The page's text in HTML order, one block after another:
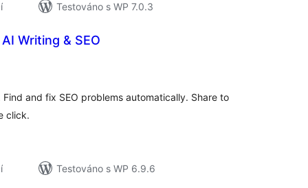
Testováno s WP 7.0.3
Writing & SEO
and fix SEO problems automatically. Share to
click.
Testováno s WP 6.9.6